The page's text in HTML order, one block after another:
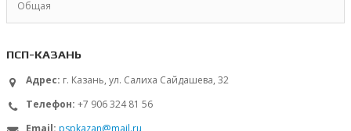
Общая
ПСП-КАЗАНЬ
Адрес: г. Казань, ул. Салиха Сайдашева, 32
Телефон: +7 906 324 81 56
Email: pspkazan@mail.ru